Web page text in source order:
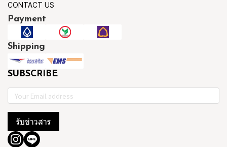
CONTACT US
Payment
Shipping
SUBSCRIBE
รับข่าวสาร